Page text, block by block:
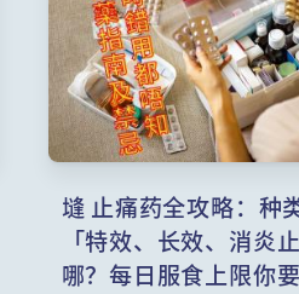
塳 止痛药全攻略：种
「特效、长效、消炎
哪？每日服食上限你要